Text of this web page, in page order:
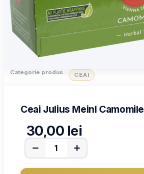
Categorie produs : CEAI
Ceai Julius Meinl Camomile
30,00 lei